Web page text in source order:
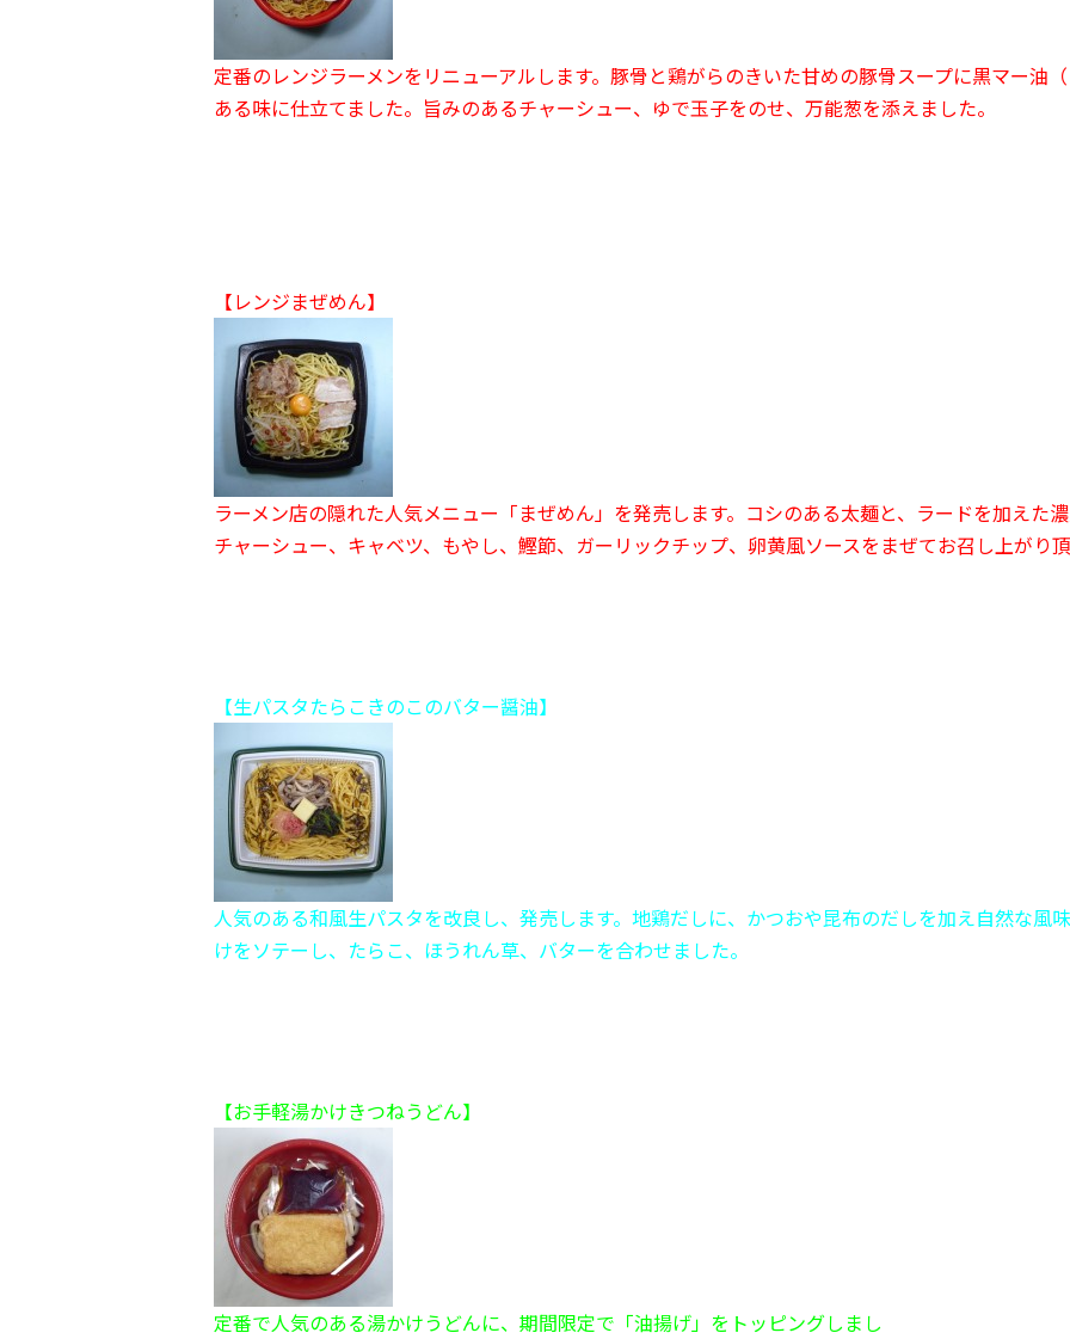
定番のレンジラーメンをリニューアルします。豚骨と鶏がらのきいた甘めの豚骨スープに黒マー油
ある味に仕立てました。旨みのあるチャーシュー、ゆで玉子をのせ、万能葱を添えました。
【レンジまぜめん】
ラーメン店の隠れた人気メニュー「まぜめん」を発売します。コシのある太麺と、ラードを加えた
チャーシュー、キャベツ、もやし、鰹節、ガーリックチップ、卵黄風ソースをまぜてお召し上がり
【生パスタたらこきのこのバター醤油】
人気のある和風生パスタを改良し、発売します。地鶏だしに、かつおや昆布のだしを加え自然な風
けをソテーし、たらこ、ほうれん草、バターを合わせました。
【お手軽湯かけきつねうどん】
定番で人気のある湯かけうどんに、期間限定で「油揚げ」をトッピングしまし